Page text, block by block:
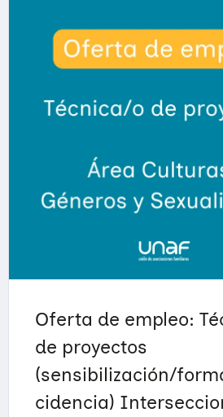
Oferta de empleo:
de proyectos
(sensibilización/
cidencia)